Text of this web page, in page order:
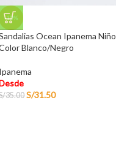
-10%
Ocean Ipanema Niño
Blanco/Negro
35.00 S/31.50